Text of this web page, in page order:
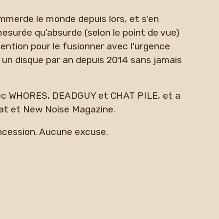
le monde depuis lors, et s'en
qu'absurde (selon le point de vue)
pour le fusionner avec l'urgence
disque par an depuis 2014 sans jamais
DEADGUY et CHAT PILE, et a
et New Noise Magazine.
Aucune excuse.